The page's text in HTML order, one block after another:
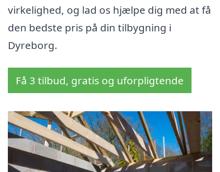
virkelighed, og lad os hjælpe dig med at få
den bedste pris på din tilbygning i
Dyreborg.
Få 3 tilbud, gratis og uforpligtende